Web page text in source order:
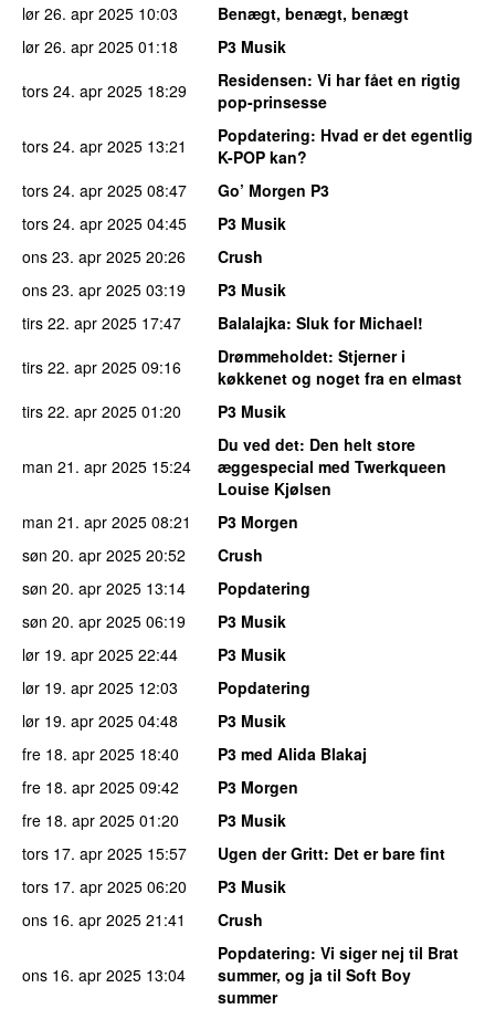
lør 26. apr 2025 10:03
Benægt, benægt, benægt
lør 26. apr 2025 01:18
P3 Musik
tors 24. apr 2025 18:29 Residensen: Vi har fået en rigtig
pop-prinsesse
tors 24. apr 2025 13:21 Popdatering: Hvad er det egentlig
K-POP kan?
tors 24. apr 2025 08:47
Go’ Morgen P3
tors 24. apr 2025 04:45
P3 Musik
ons 23. apr 2025 20:26
Crush
ons 23. apr 2025 03:19
P3 Musik
tirs 22. apr 2025 17:47 Balalajka: Sluk for Michael!
tirs 22. apr 2025 09:16 Drømmeholdet: Stjerner i
køkkenet og noget fra en elmast
tirs 22. apr 2025 01:20 P3 Musik
man 21. apr 2025 15:24
Du ved det: Den helt store
æggespecial med Twerkqueen
Louise Kjølsen
man 21. apr 2025 08:21
P3 Morgen
søn 20. apr 2025 20:52
Crush
søn 20. apr 2025 13:14
Popdatering
søn 20. apr 2025 06:19
P3 Musik
lør 19. apr 2025 22:44
P3 Musik
lør 19. apr 2025 12:03
Popdatering
lør 19. apr 2025 04:48
P3 Musik
fre 18. apr 2025 18:40
P3 med Alida Blakaj
fre 18. apr 2025 09:42
P3 Morgen
fre 18. apr 2025 01:20
P3 Musik
tors 17. apr 2025 15:57 Ugen der Gritt: Det er bare fint
tors 17. apr 2025 06:20
P3 Musik
ons 16. apr 2025 21:41 Crush
ons 16. apr 2025 13:04
Popdatering: Vi siger nej til Brat
summer, og ja til Soft Boy
summer